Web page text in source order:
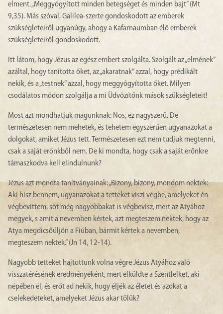
elment. „Meggyógyított minden betegséget és minden bajt” (Mt
9,35). Más szóval, Galilea-szerte gondoskodott az emberek
szükségleteiről ugyanúgy, ahogy a Kafarnaumban élő emberek
szükségleteiről gondoskodott.
Itt látom, hogy Jézus az egész embert szolgálta. Szolgált az „elmének”
azáltal, hogy tanította őket, az „akaratnak” azzal, hogy prédikált
nekik, és a „testnek” azzal, hogy meggyógyította őket. Milyen
csodálatos módon szolgálja a mi Üdvözítőnk mások szükségleteit!
Most azt mondhatjuk magunknak: Nos, ez nagyszerű. De
természetesen nem mehetek, és tehetem egyszerűen ugyanazokat a
dolgokat, amiket Jézus tett. Természetesen ezt nem tudjuk megtenni,
csak a saját erőnkből nem. De ki mondta, hogy csak a saját erőnkre
támaszkodva kell elindulnunk?
Jézus azt mondta tanítványainak: „Bizony, bizony, mondom nektek:
Aki hisz bennem, ugyanazokat a tetteket viszi végbe, amelyeket én
végbevittem, sőt még nagyobbakat is végbevisz, mert az Atyához
megyek, s amit a nevemben kértek, azt megteszem nektek, hogy az
Atya megdicsőüljön a Fiúban, bármit kértek a nevemben,
megteszem nektek.” (Jn 14, 12-14).
Nagyobb tetteket hajtottunk volna végre Jézus Atyához való
visszatérésének eredményeként, mert elküldte a Szentlelket, aki
népében él, és erőt ad nekik, hogy éljék az életet és azokat a
cselekedeteket, amelyeket Jézus akar tőlük?